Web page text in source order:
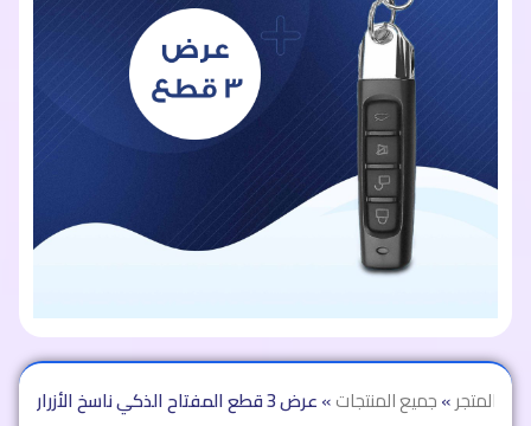
المتجر»جميع المنتجات»عرض 3 قطع المفتاح الذكي ناسخ الأزرار